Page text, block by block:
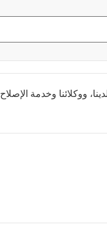
ووكلائنا وخدمة الإصلاح